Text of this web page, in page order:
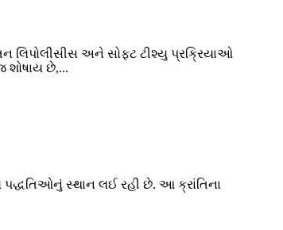
લિપોલીસીસ અને સોફ્ટ ટીશ્યુ પ્રક્રિયાઓ
શોષાય છે,...
પદ્ધતિઓનું સ્થાન લઈ રહી છે. આ ક્રાંતિના